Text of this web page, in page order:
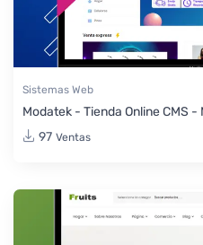
Sistemas Web
Modatek - Tienda Online CMS -
97 Ventas